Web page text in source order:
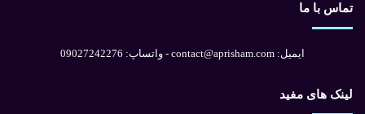
تماس با ما
ایمیل: contact@aprisham.com - واتساپ: 09027242276
لینک های مفید